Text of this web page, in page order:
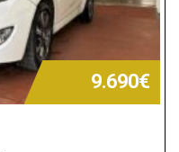
9.690€